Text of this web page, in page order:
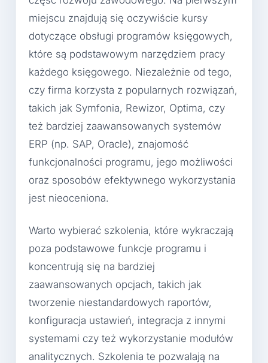
miejscu znajdują się oczywiście kursy
dotyczące obsługi programów księgowych,
które są podstawowym narzędziem pracy
każdego księgowego. Niezależnie od tego,
czy firma korzysta z popularnych rozwiązań,
takich jak Symfonia, Rewizor, Optima, czy
też bardziej zaawansowanych systemów
ERP (np. SAP, Oracle), znajomość
funkcjonalności programu, jego możliwości
oraz sposobów efektywnego wykorzystania
jest nieoceniona.
Warto wybierać szkolenia, które wykraczają
poza podstawowe funkcje programu i
koncentrują się na bardziej
zaawansowanych opcjach, takich jak
tworzenie niestandardowych raportów,
konfiguracja ustawień, integracja z innymi
systemami czy też wykorzystanie modułów
analitycznych. Szkolenia te pozwalają na